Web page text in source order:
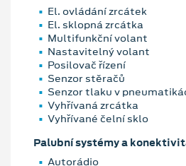
El. ovládání zrcátek
El. sklopná zrcátka
Multifunkční volant
Nastavitelný volant
Posilovač řízení
Senzor stěračů
Senzor tlaku v
Vyhřívaná zrcátka
Vyhřívané čelní sklo
Palubní systémy a
Autorádio